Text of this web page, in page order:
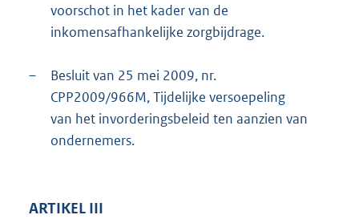
voorschot in het kader van de
inkomensafhankelijke zorgbijdrage.
–
Besluit van 25 mei 2009, nr.
CPP2009/966M, Tijdelijke versoepeling
van het invorderingsbeleid ten aanzien van
ondernemers.
ARTIKEL III